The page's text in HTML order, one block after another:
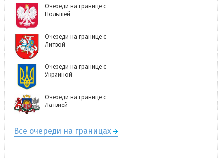
Очереди на границе с
Польшей
Очереди на границе с
Литвой
Очереди на границе с
Украиной
Очереди на границе с
Латвией
Все очереди на границах